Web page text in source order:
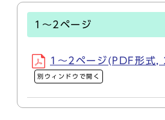
1～2ページ
1～2ページ(PDF形式
別ウィンドウで開く